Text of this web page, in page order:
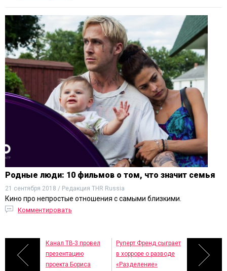
Родные люди: 10 фильмов о том, что значит семья
21 сентября 2018 / Редакция THR Russia
Кино про непростые отношения с самыми близкими.
Комментировать
Канал ТВ-3 провел
презентацию
проекта Бориса
Руперт Френд сыграет
в хорроре о разводе
«Разделение»